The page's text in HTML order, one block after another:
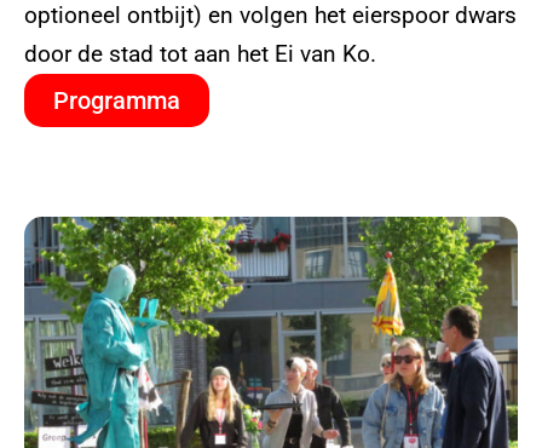
optioneel ontbijt) en volgen het eierspoor dwars
door de stad tot aan het Ei van Ko.
Programma